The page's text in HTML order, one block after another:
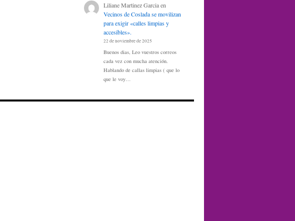
Liliane Martinez Garciaen
Vecinos de Coslada se movilizan
para exigir «calles limpias y
accesibles».
22 de noviembre de 2025
Buenos dias, Leo vuestros correos
cada vez con mucha atención.
Hablando de callas limpias ( que lo
que le voy…